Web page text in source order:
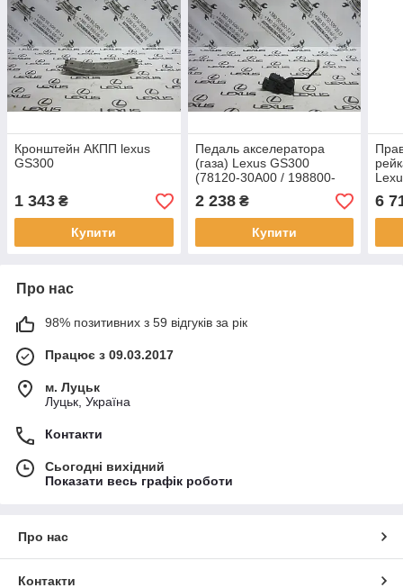
Кронштейн АКПП lexus
GS300
1 343 ₴
Купити
Педаль акселератора
(газа) Lexus GS300
(78120-30A00 / 198800-
3180)
2 238₴
Купити
6
Про нас
98% позитивних з 59 відгуків за рік
Працює з 09.03.2017
м. Луцьк
Луцьк, Україна
Контакти
Сьогодні вихідний
Показати весь графік роботи
Про нас
Контакти